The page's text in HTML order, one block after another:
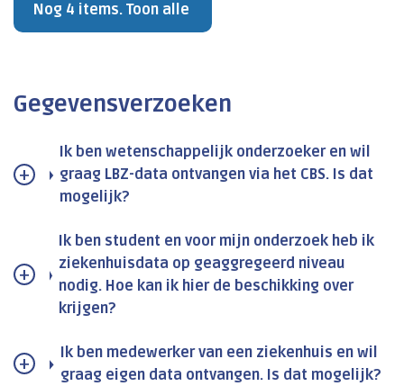
Nog 4 items. Toon alle
Gegevensverzoeken
Ik ben wetenschappelijk onderzoeker en wil
graag LBZ-data ontvangen via het CBS. Is dat
mogelijk?
Ik ben student en voor mijn onderzoek heb ik
ziekenhuisdata op geaggregeerd niveau
nodig. Hoe kan ik hier de beschikking over
krijgen?
Ik ben medewerker van een ziekenhuis en wil
graag eigen data ontvangen. Is dat mogelijk?